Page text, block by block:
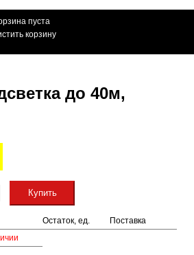
пуста
корзину
до 40м,
Купить
Остаток, ед.
Поставка